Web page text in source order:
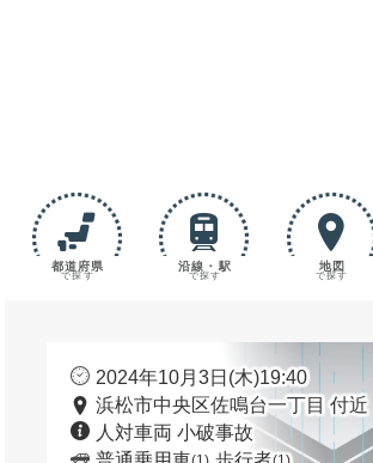
都道府県
で探す
沿線・駅
で探す
地図
で探す
2024年10月3日(木)19:40
浜松市中央区佐鳴台一丁目 付近
人対車両 小破事故